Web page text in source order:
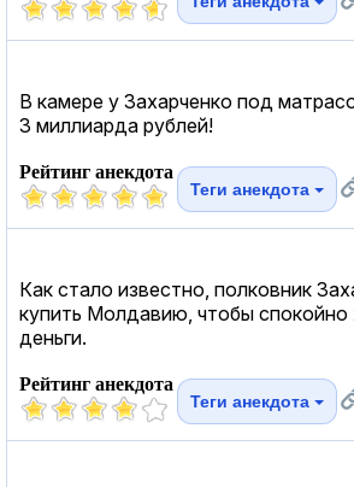
В камере у Захарченко под
3 миллиарда рублей!
Рейтинг анекдота
Теги анекдота
Как стало известно, полковник
купить Молдавию, чтобы спокойно
деньги.
Рейтинг анекдота
Теги анекдота